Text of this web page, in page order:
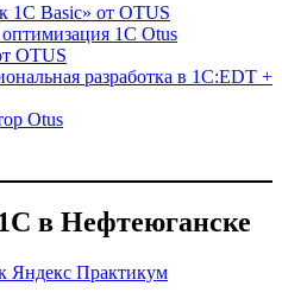
1С Basic» от OTUS
1С Otus
OTUS
разработка в 1С:EDT +
Otus
в Нефтеюганске
Яндекс Практикум